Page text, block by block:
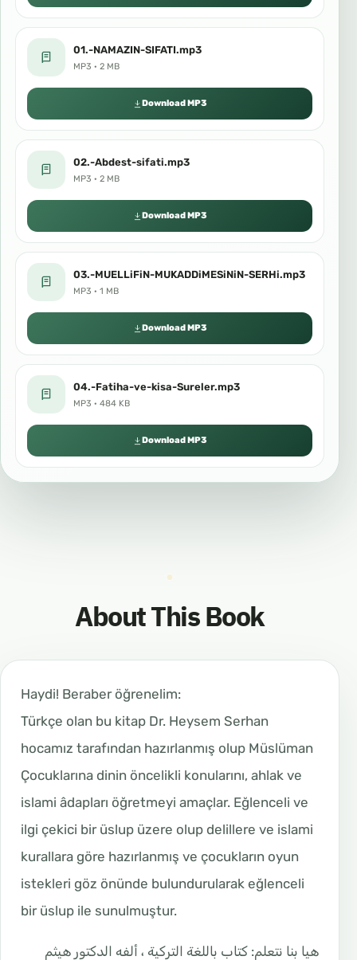
01.-NAMAZIN-SIFATI.mp3
MP3 · 2 MB
Download MP3
02.-Abdest-sifati.mp3
MP3 · 2 MB
Download MP3
03.-MUELLiFiN-MUKADDiMESiNiN-SERHi.mp3
MP3 · 1 MB
Download MP3
04.-Fatiha-ve-kisa-Sureler.mp3
MP3 · 484 KB
Download MP3
About This Book
Haydi! Beraber öğrenelim:
Türkçe olan bu kitap Dr. Heysem Serhan
hocamız tarafından hazırlanmış olup Müslüman
Çocuklarına dinin öncelikli konularını, ahlak ve
islami âdapları öğretmeyi amaçlar. Eğlenceli ve
ilgi çekici bir üslup üzere olup delillere ve islami
kurallara göre hazırlanmış ve çocukların oyun
istekleri göz önünde bulundurularak eğlenceli
bir üslup ile sunulmuştur.
هيا بنا نتعلم: كتاب باللغة التركية ، ألفه الدكتور هيثم